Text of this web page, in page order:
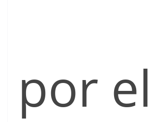
por el